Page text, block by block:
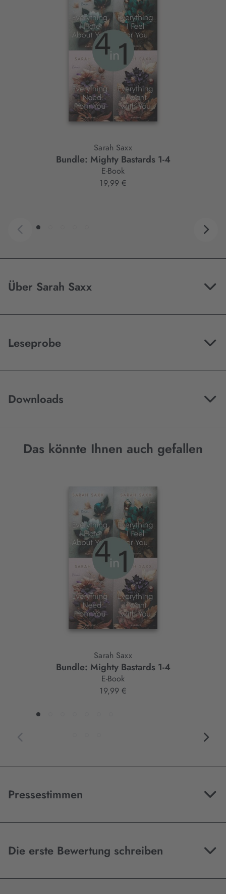
Sarah Saxx
Bundle: Mighty Bastards 1-4
E-Book
19,99 €
Über Sarah Saxx
Leseprobe
Downloads
Das könnte Ihnen auch gefallen
Interaktives
Sarah Saxx
Bundle: Mighty Bastards 1-4
E-Book
19,99 €
Pressestimmen
Die erste Bewertung schreiben